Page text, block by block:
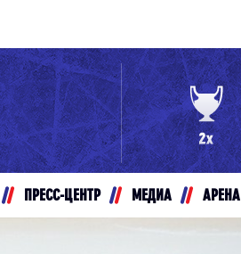
ПРЕСС-ЦЕНТР МЕДИА АРЕНА